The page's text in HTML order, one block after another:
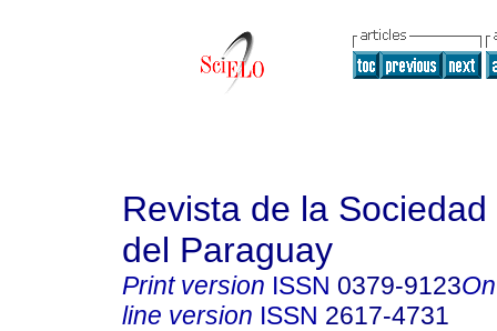
Revista de la
del Paraguay
Print version ISSN 0379-9123
line version ISSN 2617-4731